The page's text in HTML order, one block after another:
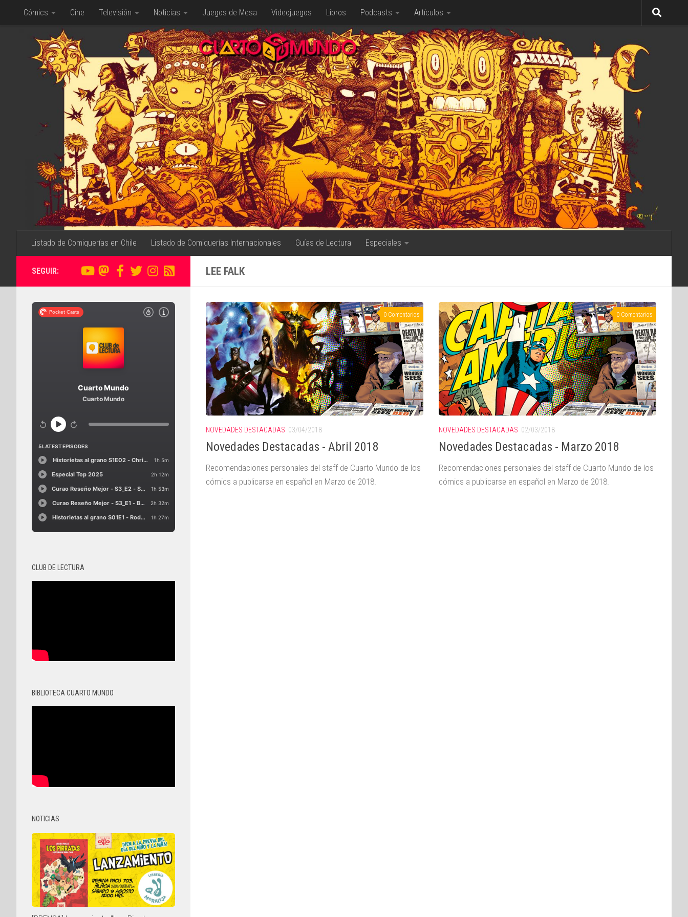
Saltar al contenido
Cómics Cine Televisión Noticias Juegos de Mesa Videojuegos Libros Podcasts Artículos
Listado de Comiquerías en Chile Listado de Comiquerías Internacionales Guías de Lectura Especiales
LEE FALK
0 Comentarios
NOVEDADES DESTACADAS 03/04/2018
Novedades Destacadas - Abril 2018
Recomendaciones personales del staff de Cuarto Mundo de los
cómics a publicarse en español en Marzo de 2018.
0 Comentarios
NOVEDADES DESTACADAS 02/03/2018
Novedades Destacadas - Marzo 2018
Recomendaciones personales del staff de Cuarto Mundo de los
cómics a publicarse en español en Marzo de 2018.
SEGUIR:
CLUB DE LECTURA
BIBLIOTECA CUARTO MUNDO
NOTICIAS